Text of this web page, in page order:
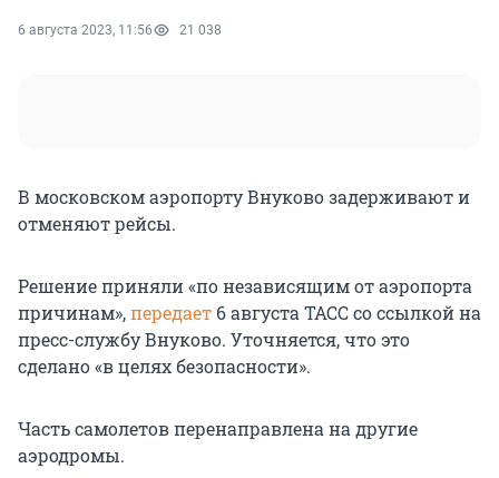
6 августа 2023, 11:56 21 038
В московском аэропорту Внуково задерживают и
отменяют рейсы.
Решение приняли «по независящим от аэропорта
причинам»,передает 6 августа ТАСС со ссылкой на
пресс-службу Внуково. Уточняется, что это
сделано «в целях безопасности».
Часть самолетов перенаправлена на другие
аэродромы.